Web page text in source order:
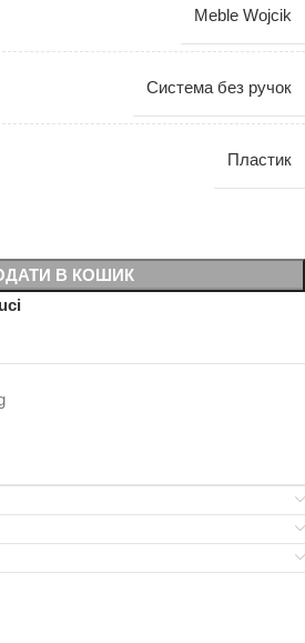
Meble Wojcik
Система без ручок
Пластик
В КОШИК